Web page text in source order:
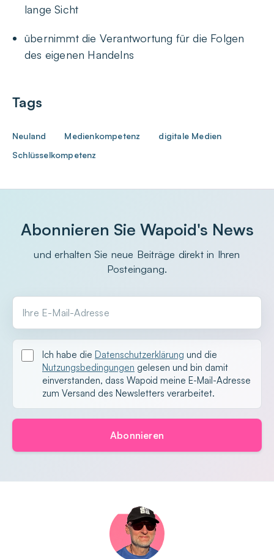
lange Sicht
übernimmt die Verantwortung für die Folgen
des eigenen Handelns
Tags
Neuland Medienkompetenz
digitale Medien
Schlüsselkompetenz
Abonnieren Sie Wapoid's News
und erhalten Sie neue Beiträge direkt in Ihren
Posteingang.
Ihre E-Mail-Adresse
Ich habe die Datenschutzerklärung und die
Nutzungsbedingungen gelesen und bin damit
einverstanden, dass Wapoid meine E-Mail-Adresse
zum Versand des Newsletters verarbeitet.
Abonnieren